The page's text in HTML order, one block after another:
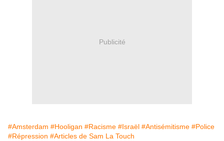
Publicité
#Amsterdam #Hooligan #Racisme #Israël #Antisémitisme #Police
#Répression #Articles de Sam La Touch